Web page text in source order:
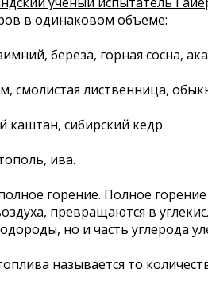
в одинаковом объеме:
береза, горная сосна,
смолистая лиственница,
каштан, сибир­ский кедр.
ива.
горение. Полное
превращаются в
но и часть углерода
называется то